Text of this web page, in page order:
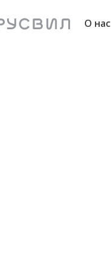
О нас